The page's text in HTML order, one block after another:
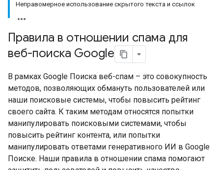
Неправомерное использование скрытого текста и ссылок
Правила в отношении спама для
веб-поиска Google
В рамках Google Поиска веб-спам – это совокупность
методов, позволяющих обмануть пользователей или
наши поисковые системы, чтобы повысить рейтинг
своего сайта. К таким методам относятся попытки
манипулировать поисковыми системами, чтобы
повысить рейтинг контента, или попытки
манипулировать ответами генеративного ИИ в Google
Поиске. Наши правила в отношении спама помогают